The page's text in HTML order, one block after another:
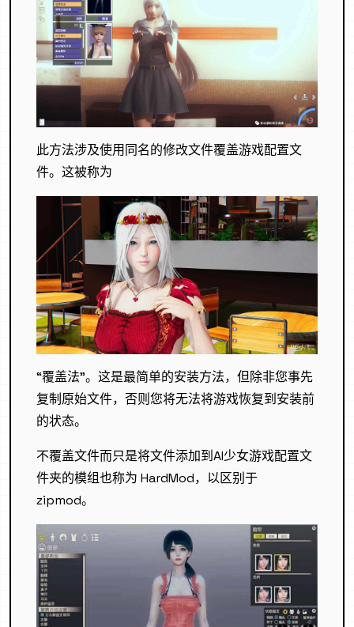
此方法涉及使用同名的修改文件覆盖游戏配置文
件。这被称为
“覆盖法”。这是最简单的安装方法，但除非您事先
复制原始文件，否则您将无法将游戏恢复到安装前
的状态。
不覆盖文件而只是将文件添加到AI少女游戏配置文
件夹的模组也称为 HardMod，以区别于
zipmod。